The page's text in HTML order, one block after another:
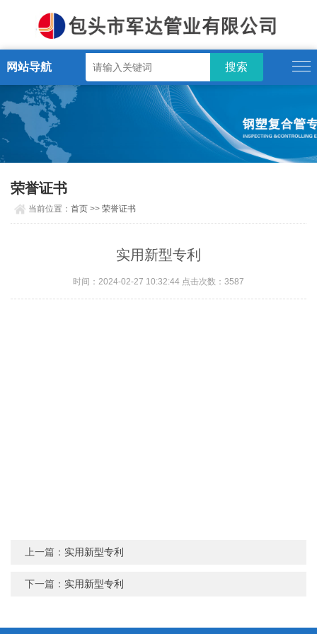
网站导航
荣誉证书
当前位置：首页 >>荣誉证书
实用新型专利
时间：2024-02-27 10:32:44 点击次数：3587
上一篇： 实用新型专利
下一篇： 实用新型专利